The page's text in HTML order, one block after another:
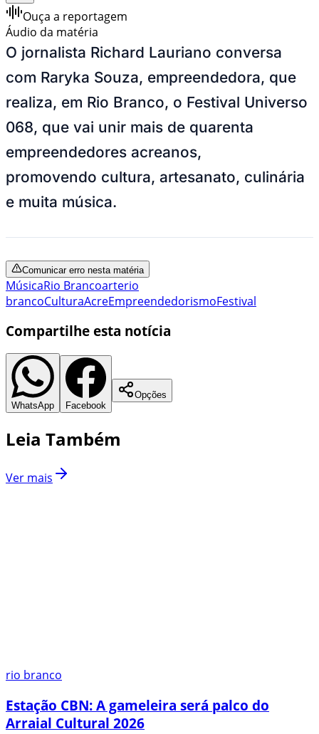
Ouça a reportagem
Áudio da matéria
O jornalista Richard Lauriano conversa
com Raryka Souza, empreendedora, que
realiza, em Rio Branco, o Festival Universo
068, que vai unir mais de quarenta
empreendedores acreanos,
promovendo cultura, artesanato, culinária
e muita música.
Comunicar erro nesta matéria
MúsicaRio Brancoarterio
brancoCulturaAcreEmpreendedorismoFestival
Compartilhe esta notícia
WhatsApp Facebook
Opções
Leia Também
Ver mais
rio branco
Estação CBN: A gameleira será palco do
Arraial Cultural 2026